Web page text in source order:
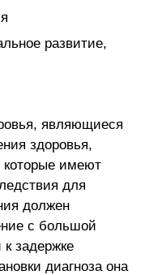
развитие,
являющиеся
здоровья,
которые имеют
для
должен
с большой
задержке
диагноза она